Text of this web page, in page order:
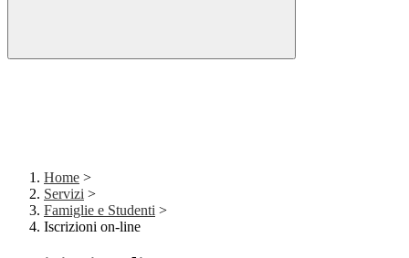
Home >
Servizi >
Famiglie e Studenti >
Iscrizioni on-line